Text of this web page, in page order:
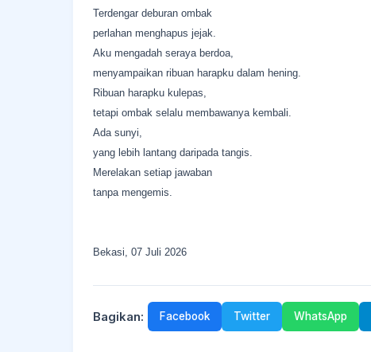
Terdengar deburan ombak
perlahan menghapus jejak.
Aku mengadah seraya berdoa,
menyampaikan ribuan harapku dalam hening.
Ribuan harapku kulepas,
tetapi ombak selalu membawanya kembali.
Ada sunyi,
yang lebih lantang daripada tangis.
Merelakan setiap jawaban
tanpa mengemis.
Bekasi, 07 Juli 2026
Bagikan: Facebook Twitter WhatsApp